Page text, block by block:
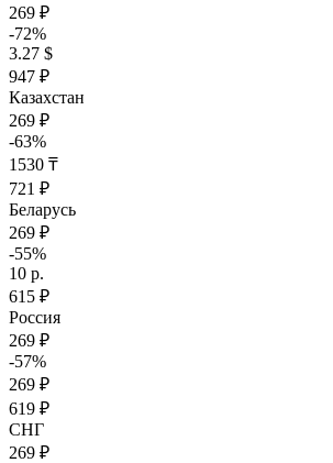
269 ₽
-72%
3.27 $
947 ₽
Казахстан
269 ₽
-63%
1530 ₸
721 ₽
Беларусь
269 ₽
-55%
10 р.
615 ₽
Россия
269 ₽
-57%
269 ₽
619 ₽
СНГ
269 ₽